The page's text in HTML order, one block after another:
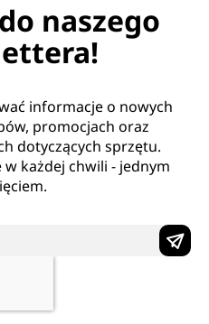
naszego
informacje o nowych
promocjach oraz
dotyczących sprzętu.
każdej chwili - jednym